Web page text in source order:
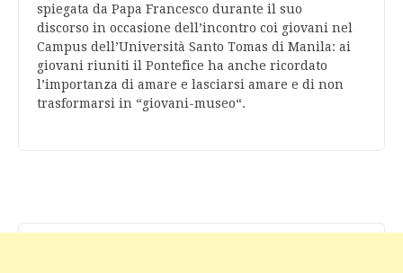
spiegata da Papa Francesco durante il suo
discorso in occasione dell’incontro coi giovani nel
Campus dell’Università Santo Tomas di Manila: ai
giovani riuniti il Pontefice ha anche ricordato
l’importanza di amare e lasciarsi amare e di non
trasformarsi in “giovani-museo“.